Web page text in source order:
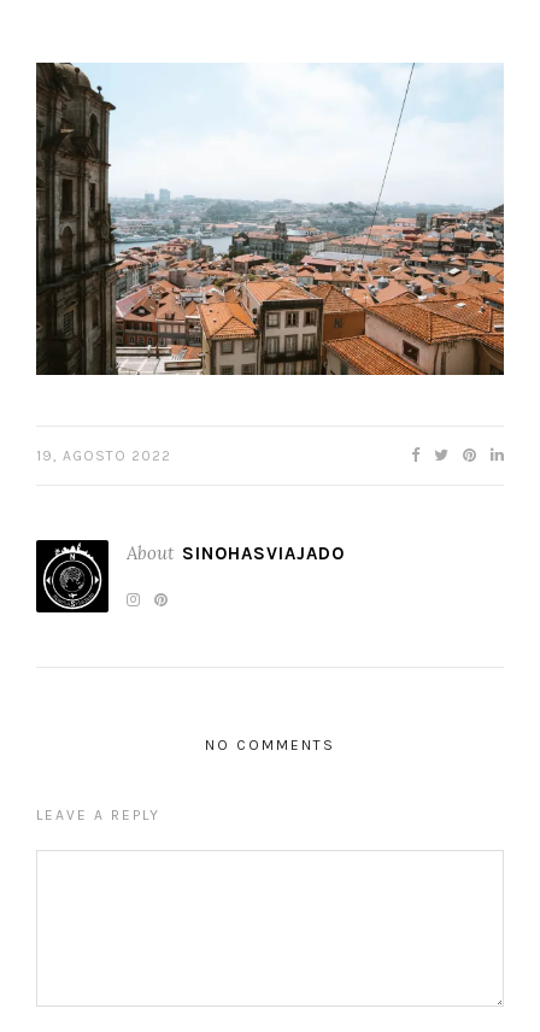
19, AGOSTO 2022
About SINOHASVIAJADO
NO COMMENTS
LEAVE A REPLY